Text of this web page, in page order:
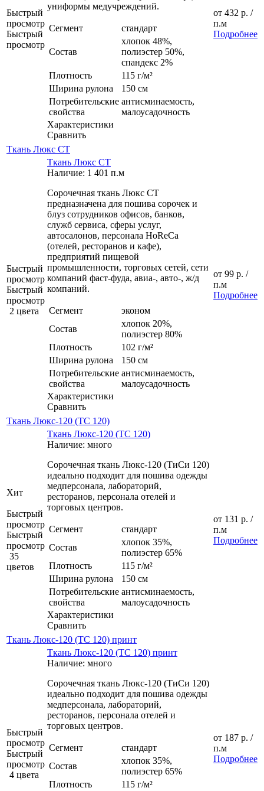
Быстрый
просмотр
Быстрый
просмотр
униформы медучреждений.
Сегмент стандарт
Состав
хлопок 48%,
полиэстер 50%,
спандекс 2%
Плотность
115 г/м²
Ширина рулона
150 см
Потребительские
свойства
антисминаемость,
малоусадочность
Характеристики
Сравнить
от 432 р. /
п.м
Подробнее
Ткань Люкс СТ
Быстрый
просмотр
Быстрый
просмотр
2 цвета
Ткань Люкс СТ
Наличие: 1 401 п.м
Сорочечная ткань Люкс СТ
предназначена для пошива сорочек и
блуз сотрудников офисов, банков,
служб сервиса, сферы услуг,
автосалонов, персонала HoReCa
(отелей, ресторанов и кафе),
предприятий пищевой
промышленности, торговых сетей, сети
компаний фаст-фуда, авиа-, авто-, ж/д
компаний.
Сегмент
эконом
Состав
хлопок 20%,
полиэстер 80%
Плотность
102 г/м²
Ширина рулона
150 см
Потребительские
свойства
антисминаемость,
малоусадочность
Характеристики
Сравнить
от 99 р. /
п.м
Подробнее
Ткань Люкс-120 (ТС 120)
Хит
Быстрый
просмотр
Быстрый
просмотр
35
цветов
Ткань Люкс-120 (ТС 120)
Наличие: много
Сорочечная ткань Люкс-120 (ТиСи 120)
идеально подходит для пошива одежды
медперсонала, лабораторий,
ресторанов, персонала отелей и
торговых центров.
Сегмент
стандарт
Состав
хлопок 35%,
полиэстер 65%
Плотность
115 г/м²
Ширина рулона
150 см
Потребительские
свойства
антисминаемость,
малоусадочность
Характеристики
Сравнить
от 131 р. /
п.м
Подробнее
Ткань Люкс-120 (ТС 120) принт
Быстрый
просмотр
Быстрый
просмотр
4 цвета
Ткань Люкс-120 (ТС 120) принт
Наличие: много
Сорочечная ткань Люкс-120 (ТиСи 120)
идеально подходит для пошива одежды
медперсонала, лабораторий,
ресторанов, персонала отелей и
торговых центров.
Сегмент
стандарт
Состав
хлопок 35%,
полиэстер 65%
Плотность
115 г/м²
от 187 р. /
п.м
Подробнее